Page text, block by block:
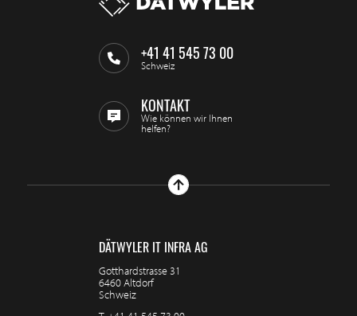
+41 41 545 73 00
Schweiz
KONTAKT
Wie können wir Ihnen
helfen?
DÄTWYLER IT INFRA AG
Gotthardstrasse 31
6460 Altdorf
Schweiz